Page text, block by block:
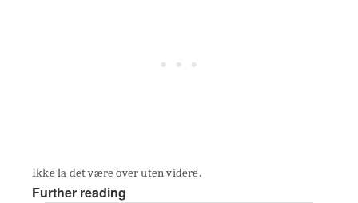
Ikke la det være over uten videre.
Further reading